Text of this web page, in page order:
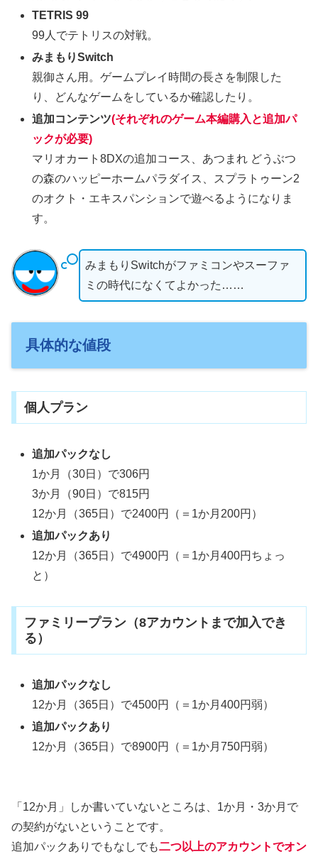
TETRIS 99
99人でテトリスの対戦。
みまもりSwitch
親御さん用。ゲームプレイ時間の長さを制限した
り、どんなゲームをしているか確認したり。
追加コンテンツ(それぞれのゲーム本編購入と追加パ
ックが必要)
マリオカート8DXの追加コース、あつまれ どうぶつ
の森のハッピーホームパラダイス、スプラトゥーン2
のオクト・エキスパンションで遊べるようになりま
す。
みまもりSwitchがファミコンやスーファ
ミの時代になくてよかった……
具体的な値段
個人プラン
追加パックなし
1か月（30日）で306円
3か月（90日）で815円
12か月（365日）で2400円（＝1か月200円）
追加パックあり
12か月（365日）で4900円（＝1か月400円ちょっ
と）
ファミリープラン（8アカウントまで加入でき
る）
追加パックなし
12か月（365日）で4500円（＝1か月400円弱）
追加パックあり
12か月（365日）で8900円（＝1か月750円弱）
「12か月」しか書いていないところは、1か月・3か月で
の契約がないということです。
追加パックありでもなしでも二つ以上のアカウントでオン